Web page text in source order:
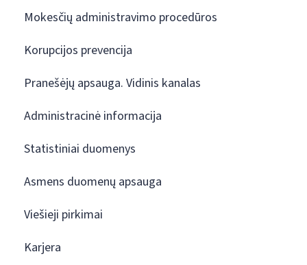
Mokesčių administravimo procedūros
Korupcijos prevencija
Pranešėjų apsauga. Vidinis kanalas
Administracinė informacija
Statistiniai duomenys
Asmens duomenų apsauga
Viešieji pirkimai
Karjera